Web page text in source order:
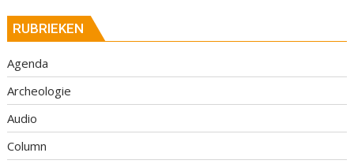
RUBRIEKEN
Agenda
Archeologie
Audio
Column